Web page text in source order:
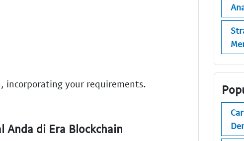
incorporating your requirements.
Anda di Era Blockchain